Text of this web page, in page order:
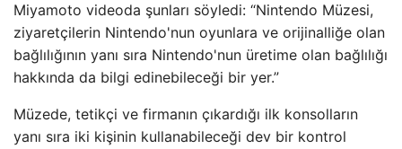
Miyamoto videoda şunları söyledi: “Nintendo Müzesi,
ziyaretçilerin Nintendo'nun oyunlara ve orijinalliğe olan
bağlılığının yanı sıra Nintendo'nun üretime olan bağlılığı
hakkında da bilgi edinebileceği bir yer.”
Müzede, tetikçi ve firmanın çıkardığı ilk konsolların
yanı sıra iki kişinin kullanabileceği dev bir kontrol